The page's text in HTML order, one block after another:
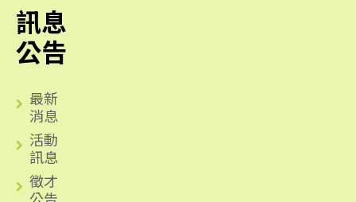
訊息
公告
最新
消息
活動
訊息
徵才